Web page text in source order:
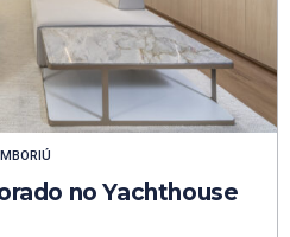
no Yachthouse